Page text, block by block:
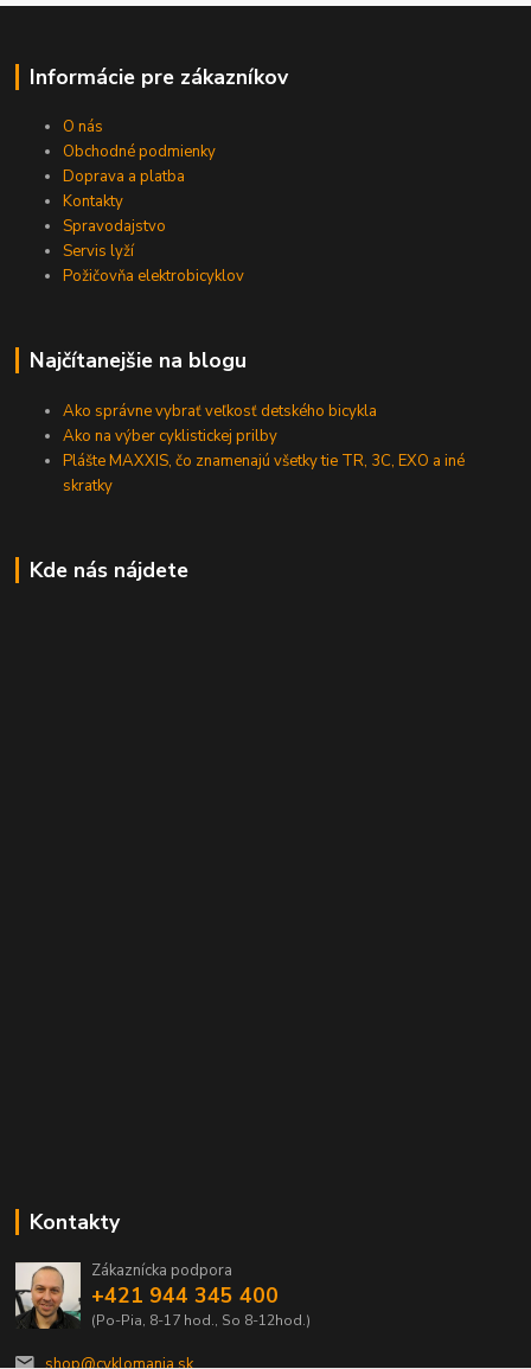
Informácie pre zákazníkov
O nás
Obchodné podmienky
Doprava a platba
Kontakty
Spravodajstvo
Servis lyží
Požičovňa elektrobicyklov
Najčítanejšie na blogu
Ako správne vybrať veľkosť detského bicykla
Ako na výber cyklistickej prilby
Plášte MAXXIS, čo znamenajú všetky tie TR, 3C, EXO a iné
skratky
Kde nás nájdete
Kontakty
Zákaznícka podpora
+421 944 345 400
(Po-Pia, 8-17 hod., So 8-12hod.)
shop@cyklomania.sk